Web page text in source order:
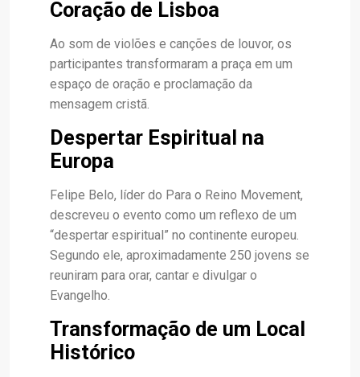
Coração de Lisboa
Ao som de violões e canções de louvor, os
participantes transformaram a praça em um
espaço de oração e proclamação da
mensagem cristã.
Despertar Espiritual na
Europa
Felipe Belo, líder do Para o Reino Movement,
descreveu o evento como um reflexo de um
“despertar espiritual” no continente europeu.
Segundo ele, aproximadamente 250 jovens se
reuniram para orar, cantar e divulgar o
Evangelho.
Transformação de um Local
Histórico